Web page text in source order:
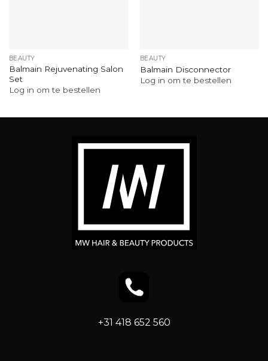
BEAUTY
Balmain Rejuvenating Salon
Set
Log in om te bestellen
BEAUTY
Balmain Disconnector
Log in om te bestellen
+31 418 652 560